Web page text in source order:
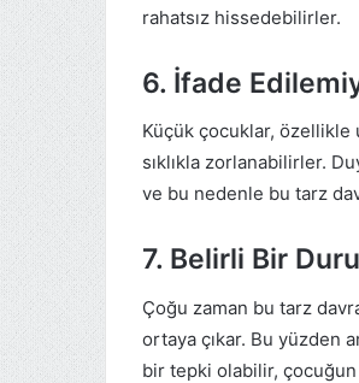
rahatsız hissedebilirler.
6. İfade
Küçük çocuklar, özellikle
sıklıkla zorlanabilirler.
ve bu nedenle bu tarz
7. Belirli Bir
Çoğu zaman bu tarz
ortaya çıkar. Bu yüzden
bir tepki olabilir, çocuğun